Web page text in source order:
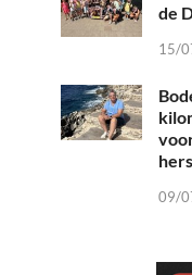
de
15/
09/